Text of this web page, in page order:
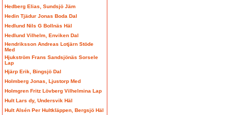
Hedberg Elias, Sundsjö Jäm
Hedin Tjädur Jonas Boda Dal
Hedlund Nils G Bollnäs Häl
Hedlund Vilhelm, Enviken Dal
Hendriksson Andreas Lotjärn Stöde
Med
Hjukström Frans Sandsjönäs Sorsele
Lap
Hjärp Erik, Bingsjö Dal
Holmberg Jonas, Ljustorp Med
Holmgren Fritz Lövberg Vilhelmina Lap
Hult Lars dy, Undersvik Häl
Hult Alsén Per Hultkläppen, Bergsjö Häl